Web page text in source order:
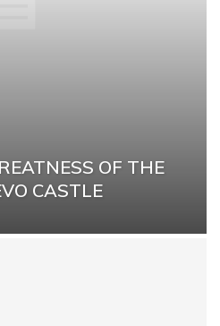
OF THE
CASTLE